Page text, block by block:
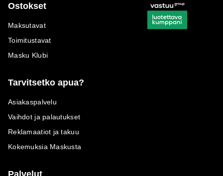
Ostokset
Maksutavat
Toimitustavat
Masku Klubi
Tarvitsetko apua?
Asiakaspalvelu
Vaihdot ja palautukset
Reklamaatiot ja takuu
Kokemuksia Maskusta
Palvelut